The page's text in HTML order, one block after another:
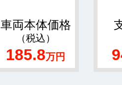
車両本体価格
（税込）
185.8万円